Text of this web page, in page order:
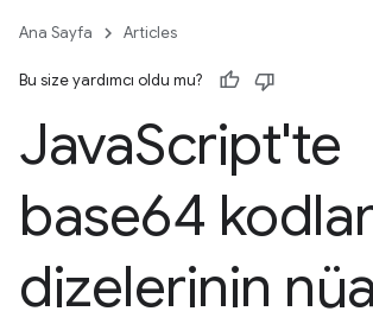
Ana Sayfa Articles
Bu size yardımcı oldu mu?
JavaScript'te
base64
dizelerinin